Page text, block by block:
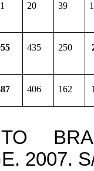
20 39
435 250
406 162
2007.